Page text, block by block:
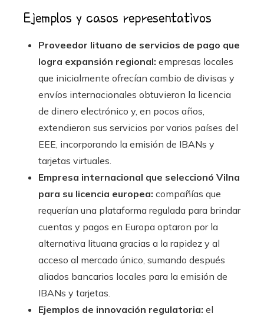
Ejemplos y casos representativos
Proveedor lituano de servicios de pago que
logra expansión regional: empresas locales
que inicialmente ofrecían cambio de divisas y
envíos internacionales obtuvieron la licencia
de dinero electrónico y, en pocos años,
extendieron sus servicios por varios países del
EEE, incorporando la emisión de IBANs y
tarjetas virtuales.
Empresa internacional que seleccionó Vilna
para su licencia europea: compañías que
requerían una plataforma regulada para brindar
cuentas y pagos en Europa optaron por la
alternativa lituana gracias a la rapidez y al
acceso al mercado único, sumando después
aliados bancarios locales para la emisión de
IBANs y tarjetas.
Ejemplos de innovación regulatoria: el